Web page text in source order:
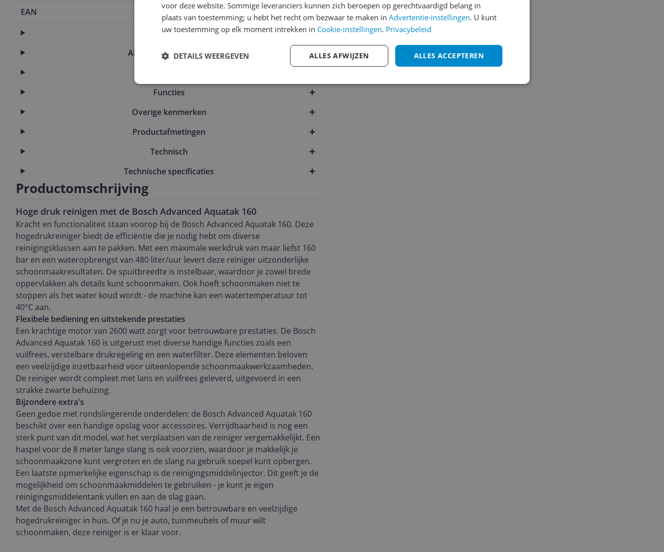
EAN
3165140852296
Aansluitingen
Algemene kenmerken
Functies
Overige kenmerken
Productafmetingen
Technisch
Technische specificaties
Productomschrijving
Hoge druk reinigen met de Bosch Advanced Aquatak 160
Kracht en functionaliteit staan voorop bij de Bosch Advanced Aquatak 160. Deze
hogedrukreiniger biedt de efficiëntie die je nodig hebt om diverse
reinigingsklussen aan te pakken. Met een maximale werkdruk van maar liefst 160
bar en een wateropbrengst van 480 liter/uur levert deze reiniger uitzonderlijke
schoonmaakresultaten. De spuitbreedte is instelbaar, waardoor je zowel brede
oppervlakken als details kunt schoonmaken. Ook hoeft schoonmaken niet te
stoppen als het water koud wordt - de machine kan een watertemperatuur tot
40°C aan.
Flexibele bediening en uitstekende prestaties
Een krachtige motor van 2600 watt zorgt voor betrouwbare prestaties. De Bosch
Advanced Aquatak 160 is uitgerust met diverse handige functies zoals een
vuilfrees, verstelbare drukregeling en een waterfilter. Deze elementen beloven
een veelzijdige inzetbaarheid voor uiteenlopende schoonmaakwerkzaamheden.
De reiniger wordt compleet met lans en vuilfrees geleverd, uitgevoerd in een
strakke zwarte behuizing.
Bijzondere extra's
Geen gedoe met rondslingerende onderdelen: de Bosch Advanced Aquatak 160
beschikt over een handige opslag voor accessoires. Verrijdbaarheid is nog een
sterk punt van dit model, wat het verplaatsen van de reiniger vergemakkelijkt. Een
haspel voor de 8 meter lange slang is ook voorzien, waardoor je makkelijk je
schoonmaakzone kunt vergroten en de slang na gebruik soepel kunt opbergen.
Een laatste opmerkelijke eigenschap is de reinigingsmiddelinjector. Dit geeft je de
mogelijkheid om schoonmaakmiddelen te gebruiken - je kunt je eigen
reinigingsmiddelentank vullen en aan de slag gaan.
Met de Bosch Advanced Aquatak 160 haal je een betrouwbare en veelzijdige
hogedrukreiniger in huis. Of je nu je auto, tuinmeubels of muur wilt
schoonmaken, deze reiniger is er klaar voor.
voor deze website. Sommige leveranciers kunnen zich beroepen op gerechtvaardigd belang in
plaats van toestemming; u hebt het recht om bezwaar te maken in Advertentie-instellingen. U kunt
uw toestemming op elk moment intrekken in Cookie-instellingen. Privacybeleid
ALLES ACCEPTEREN
ALLES AFWIJZEN
DETAILS WEERGEVEN